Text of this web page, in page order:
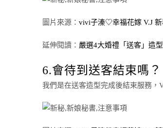
圖片來源： vivi子溱♡幸福花嫁 V.J
延伸閱讀： 嚴選4大婚禮「送客」造
6.會待到送客結束嗎？
我們是在送客造型完成後結束服務